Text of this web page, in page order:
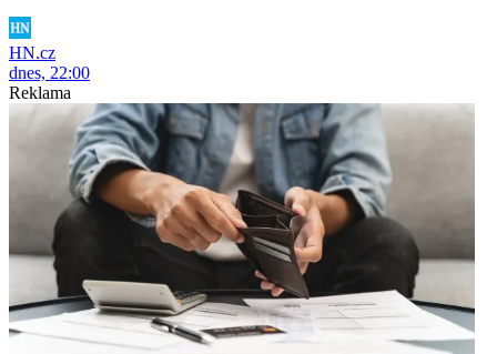
HN.cz
dnes, 22:00
Reklama